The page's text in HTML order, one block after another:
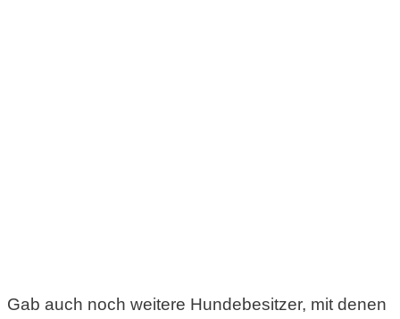
Gab auch noch weitere Hundebesitzer, mit denen